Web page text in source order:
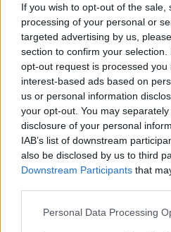
If you wish to opt-out of the
processing of your personal or
targeted advertising by us,
section to confirm your
opt-out request is processed you
interest-based ads based on
us or personal information
your opt-out. You may
disclosure of your personal
IAB’s list of downstream
also be disclosed by us to third
Downstream Participants that
Please note that this website/
Personal Data Processing
εξακολουθεί να
κράτησε όρθια την
προσπάθειες των
ενώ από την άλλη
Φερνάντες βρήκε μόνο
πλευρά των διχτυών
στιγμή των
Όλα έδειχναν ότι η
στην παράταση, όμως
Ισπανία βρήκε το γκολ
Φεράν Τόρες πέρασε